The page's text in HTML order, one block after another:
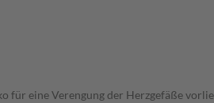
für eine Verengung der Herzgefäße